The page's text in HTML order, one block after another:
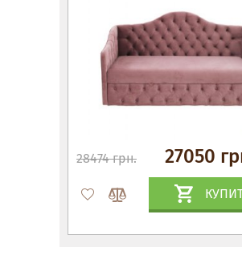
28474 грн. 27050